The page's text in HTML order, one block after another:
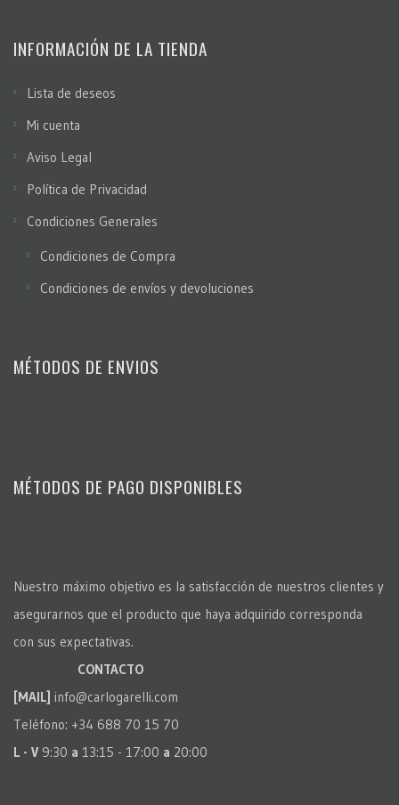
INFORMACIÓN DE LA TIENDA
Lista de deseos
Mi cuenta
Aviso Legal
Política de Privacidad
Condiciones Generales
Condiciones de Compra
Condiciones de envíos y devoluciones
MÉTODOS DE ENVIOS
MÉTODOS DE PAGO DISPONIBLES
Nuestro máximo objetivo es la satisfacción de nuestros clientes y
asegurarnos que el producto que haya adquirido corresponda
con sus expectativas.
CONTACTO
[MAIL] info@carlogarelli.com
Teléfono: +34 688 70 15 70
L - V 9:30 a 13:15 - 17:00 a 20:00